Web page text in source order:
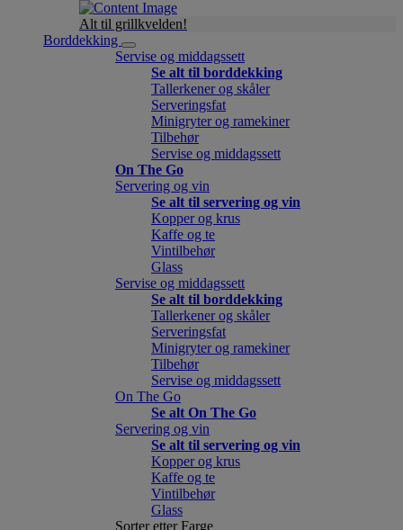
Alt til grillkvelden!
Borddekking
Servise og middagssett
Se alt til borddekking
Tallerkener og skåler
Serveringsfat
Minigryter og ramekiner
Tilbehør
Servise og middagssett
On The Go
Servering og vin
Se alt til servering og vin
Kopper og krus
Kaffe og te
Vintilbehør
Glass
Servise og middagssett
Se alt til borddekking
Tallerkener og skåler
Serveringsfat
Minigryter og ramekiner
Tilbehør
Servise og middagssett
On The Go
Se alt On The Go
Servering og vin
Se alt til servering og vin
Kopper og krus
Kaffe og te
Vintilbehør
Glass
Sorter etter Farge